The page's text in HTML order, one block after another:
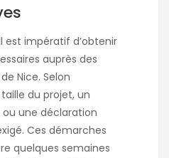
est impératif d’obtenir
auprès des
Nice. Selon
du projet, un
une déclaration
Ces démarches
quelques semaines